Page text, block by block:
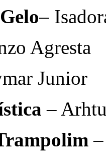
–
Agresta
Junior
–